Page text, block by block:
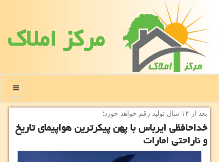
مركز املاك
منو
بعد از ۱۴ سال تولید رقم خواهد خورد؛
خداحافظی ایرباس با پهن پیكرترین هواپیمای تاریخ
و ناراحتی امارات